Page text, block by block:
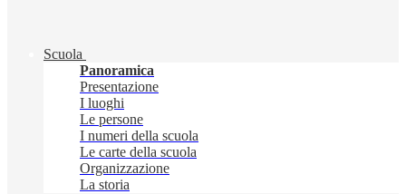
Scuola
Panoramica
Presentazione
I luoghi
Le persone
I numeri della scuola
Le carte della scuola
Organizzazione
La storia